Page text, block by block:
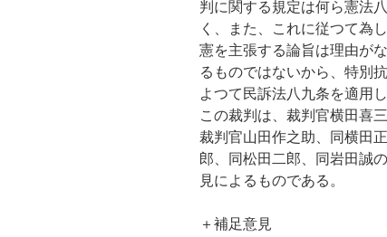
判に関する規定は何ら憲法
く、また、これに従つて為
憲を主張する論旨は理由が
るものではないから、特別
よつて民訴法八九条を適用
この裁判は、裁判官横田喜
裁判官山田作之助、同横田
郎、同松田二郎、同岩田誠
見によるものである。
＋補足意見